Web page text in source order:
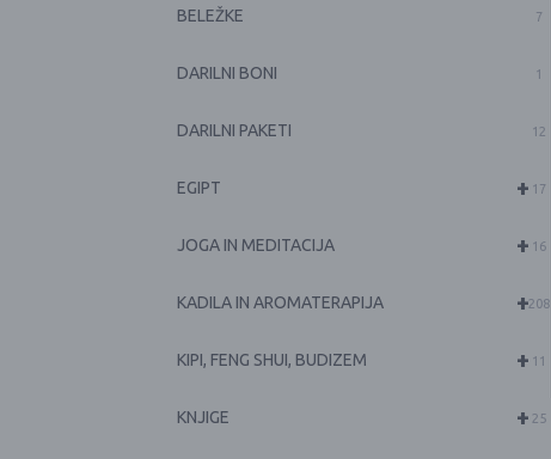
BELEŽKE 7
DARILNI BONI 1
DARILNI PAKETI 12
+
EGIPT 17
+
JOGA IN MEDITACIJA 16
+
KADILA IN AROMATERAPIJA 208
+
KIPI, FENG SHUI, BUDIZEM 11
+
KNJIGE 25